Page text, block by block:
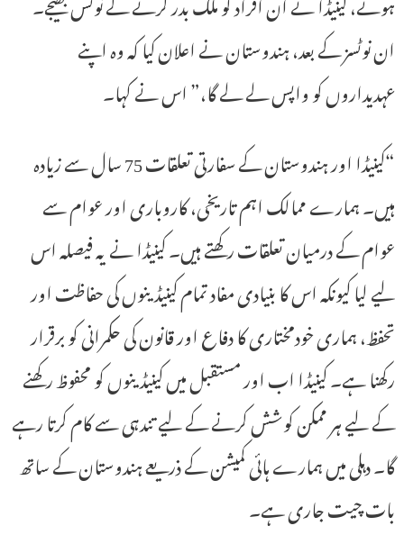
ان نوٹسز کے بعد، ہندوستان نے اعلان کیا کہ وہ اپنے
عہدیداروں کو واپس لے لے گا،” اس نے کہا۔
“کینیڈا اور ہندوستان کے سفارتی تعلقات 75 سال سے زیادہ
ہیں۔ ہمارے ممالک اہم تاریخی، کاروباری اور عوام سے
عوام کے درمیان تعلقات رکھتے ہیں۔ کینیڈا نے یہ فیصلہ اس
لیے لیا کیونکہ اس کا بنیادی مفاد تمام کینیڈینوں کی حفاظت اور
تحفظ، ہماری خودمختاری کا دفاع اور قانون کی حکمرانی کو برقرار
رکھنا ہے۔ کینیڈا اب اور مستقبل میں کینیڈینوں کو محفوظ رکھنے
کے لیے ہر ممکن کوشش کرنے کے لیے تندہی سے کام کرتا رہے
گا۔ دہلی میں ہمارے ہائی کمیشن کے ذریعے ہندوستان کے ساتھ
بات چیت جاری ہے۔